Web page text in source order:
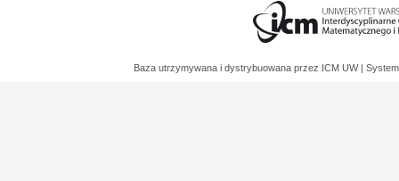
Baza utrzymywana i dystrybuowana przez ICM UW |